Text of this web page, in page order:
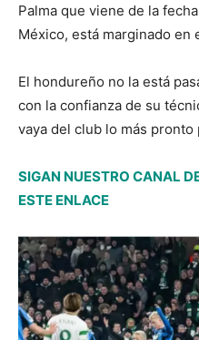
Palma que viene de la
México, está marginado en
El hondureño no la está
con la confianza de su
vaya del club lo más pronto
SIGAN NUESTRO CANAL
ESTE ENLACE